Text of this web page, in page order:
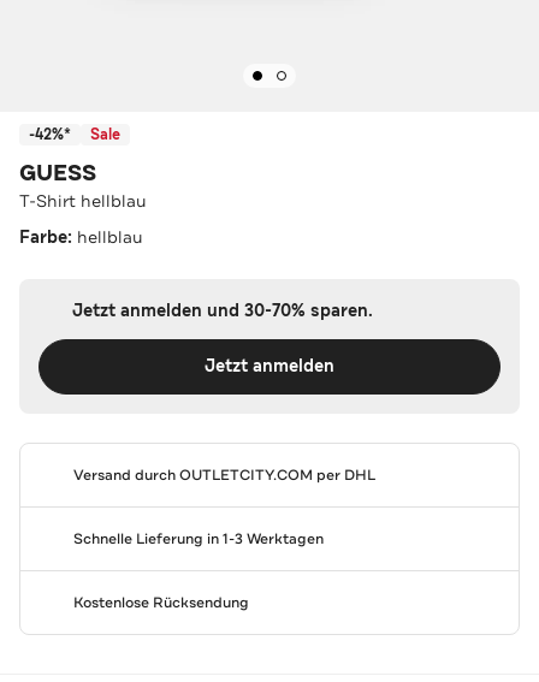
-42%* Sale
GUESS
T-Shirt hellblau
Farbe: hellblau
Jetzt anmelden und 30-70% sparen.
Jetzt anmelden
Versand durchOUTLETCITY.COM per DHL
Schnelle Lieferung in 1-3 Werktagen
Kostenlose Rücksendung